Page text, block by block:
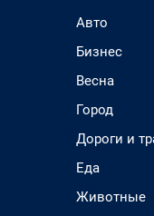
Авто
Бизнес
Весна
Город
Дороги и
Еда
Животные